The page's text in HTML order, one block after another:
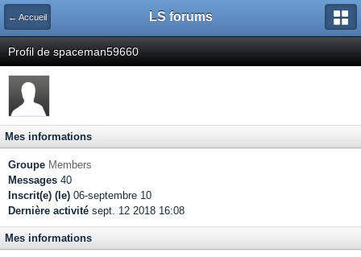
← Accueil LS forums
Profil de spaceman59660
Mes informations
Groupe Members
Messages 40
Inscrit(e) (le) 06-septembre 10
Dernière activité sept. 12 2018 16:08
Mes informations